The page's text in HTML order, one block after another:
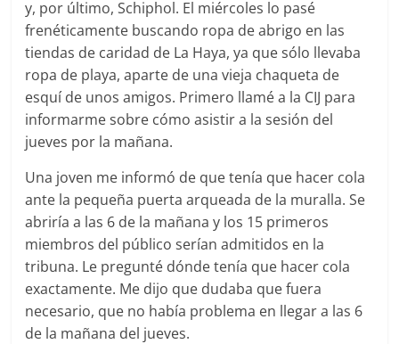
y, por último, Schiphol. El miércoles lo pasé
frenéticamente buscando ropa de abrigo en las
tiendas de caridad de La Haya, ya que sólo llevaba
ropa de playa, aparte de una vieja chaqueta de
esquí de unos amigos. Primero llamé a la CIJ para
informarme sobre cómo asistir a la sesión del
jueves por la mañana.
Una joven me informó de que tenía que hacer cola
ante la pequeña puerta arqueada de la muralla. Se
abriría a las 6 de la mañana y los 15 primeros
miembros del público serían admitidos en la
tribuna. Le pregunté dónde tenía que hacer cola
exactamente. Me dijo que dudaba que fuera
necesario, que no había problema en llegar a las 6
de la mañana del jueves.